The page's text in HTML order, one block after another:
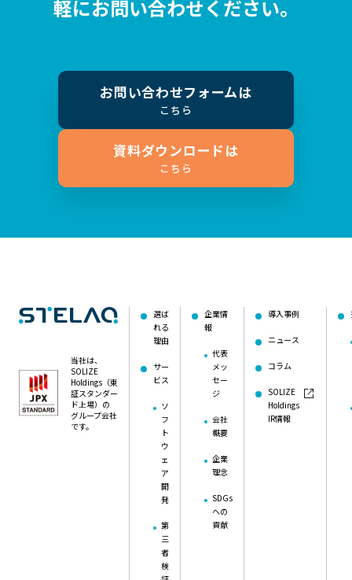
軽にお問い合わせください。
お問い合わせフォームは
こちら
資料ダウンロードは
こちら
当社は、
SOLIZE
Holdings（東
証スタンダー
ド上場）の
グループ会社
です。
選ば
れる
理由
サー
ビス
ソ
フ
ト
ウ
ェ
ア
開
発
第
三
者
検
企業情
報
代表
メッ
セー
ジ
会社
概要
企業
理念
SDGs
への
貢献
導入事例
ニュース
コラム
SOLIZE
Holdings
IR情報